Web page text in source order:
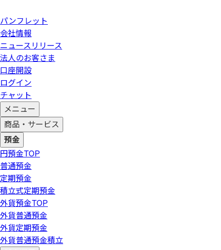
パンフレット
会社情報
ニュースリリース
法人のお客さま
口座開設
ログイン
チャット
メニュー
商品・サービス
預金
円預金TOP
普通預金
定期預金
積立式定期預金
外貨預金TOP
外貨普通預金
外貨定期預金
外貨普通預金積立